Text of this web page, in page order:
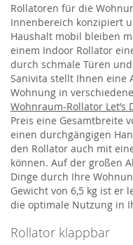
Rollatoren für die
Innenbereich konzipiert
Haushalt mobil bleiben
einem Indoor Rollator
durch schmale Türen
Sanivita stellt Ihnen eine
Wohnung in
Wohnraum-Rollator Let’s
Preis eine Gesamtbreite
einen durchgängigen
den Rollator auch mit
können. Auf der großen
Dinge durch Ihre
Gewicht von 6,5 kg ist er
die optimale Nutzung in
Rollator klappbar